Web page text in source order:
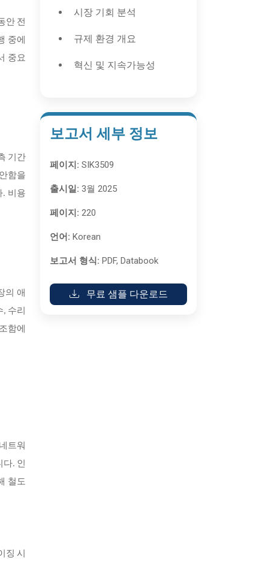
안 전
중에
중요
기간
함을
. 비용
의 애
수리
함에
트워
다. 인
철도
징 시
시장 기회 분석
규제 환경 개요
혁신 및 지속가능성
보고서 세부 정보
페이지: SIK3509
출시일: 3월 2025
페이지: 220
언어: Korean
보고서 형식: PDF, Databook
무료 샘플 다운로드